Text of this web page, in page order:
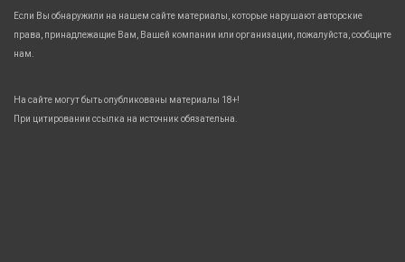
Если Вы обнаружили на нашем сайте материалы, которые нарушают авторские
права, принадлежащие Вам, Вашей компании или организации, пожалуйста, сообщите
нам.
На сайте могут быть опубликованы материалы 18+!
При цитировании ссылка на источник обязательна.